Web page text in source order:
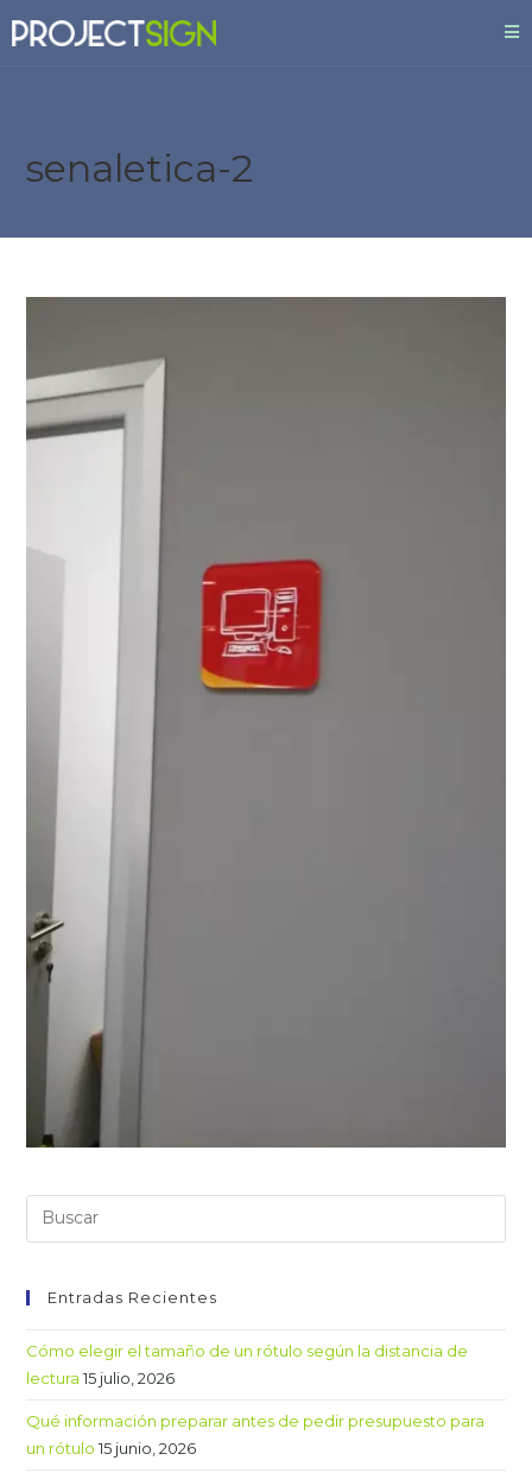
senaletica-2
Entradas Recientes
Cómo elegir el tamaño de un rótulo según la distancia de
lectura 15 julio, 2026
Qué información preparar antes de pedir presupuesto para
un rótulo 15 junio, 2026